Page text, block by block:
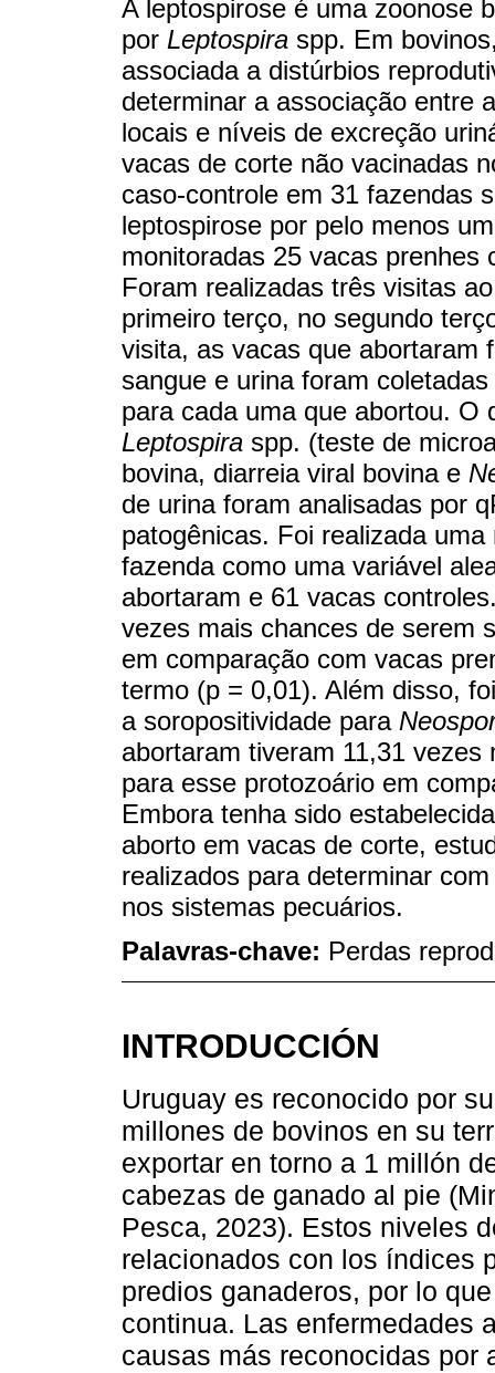
A leptospirose é uma zoonose
por Leptospira spp. Em
associada a distúrbios
determinar a associação entre
locais e níveis de excreção
vacas de corte não vacinadas
caso-controle em 31 fazendas
leptospirose por pelo menos
monitoradas 25 vacas
Foram realizadas três visitas
primeiro terço, no segundo
visita, as vacas que abortaram
sangue e urina foram
para cada uma que abortou. O
Leptospira spp. (teste de
bovina, diarreia viral bovina e
de urina foram analisadas por
patogênicas. Foi realizada
fazenda como uma variável
abortaram e 61 vacas
vezes mais chances de serem
em comparação com vacas
termo (p = 0,01). Além disso,
a soropositividade para
abortaram tiveram 11,31
para esse protozoário em
Embora tenha sido
aborto em vacas de corte,
realizados para determinar
nos sistemas pecuários.
Palavras-chave: Perdas
INTRODUCCIÓN
Uruguay es reconocido por
millones de bovinos en su
exportar en torno a 1 millón
cabezas de ganado al pie
Pesca, 2023). Estos niveles
relacionados con los índices
predios ganaderos, por lo
continua. Las enfermedades
causas más reconocidas por